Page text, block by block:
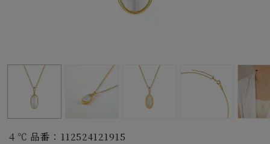
誕生石
モチーフ
４℃ 品番：112524121915